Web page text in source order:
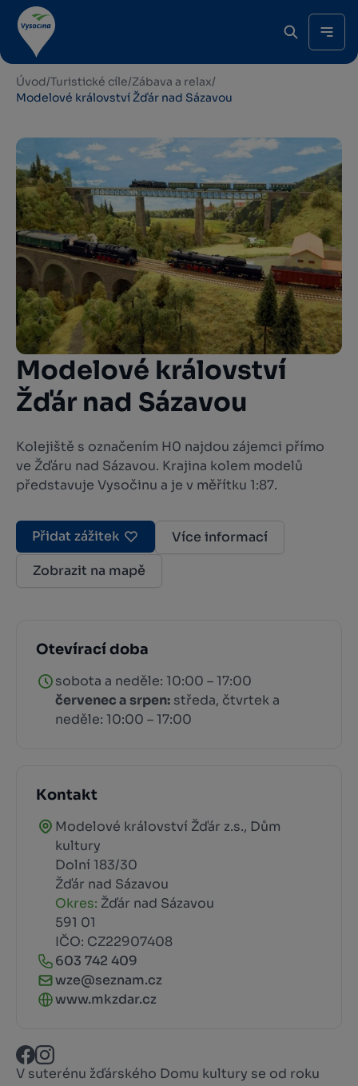
Úvod/Turistické cíle/Zábava a relax/
Modelové království Žďár nad Sázavou
Modelové království
Žďár nad Sázavou
Kolejiště s označením H0 najdou zájemci přímo
ve Žďáru nad Sázavou. Krajina kolem modelů
představuje Vysočinu a je v měřítku 1:87.
Přidat zážitek
Více informací
Zobrazit na mapě
Otevírací doba
sobota a neděle: 10:00 – 17:00
červenec a srpen: středa, čtvrtek a
neděle: 10:00 – 17:00
Kontakt
Modelové království Žďár z.s., Dům
kultury
Dolní 183/30
Žďár nad Sázavou
Okres: Žďár nad Sázavou
591 01
IČO: CZ22907408
603 742 409
wze@seznam.cz
www.mkzdar.cz
V suterénu žďárského Domu kultury se od roku